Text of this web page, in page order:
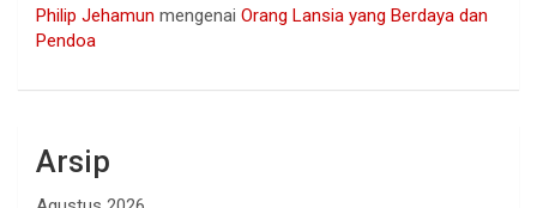
Philip Jehamun mengenai Orang Lansia yang Berdaya dan
Pendoa
Arsip